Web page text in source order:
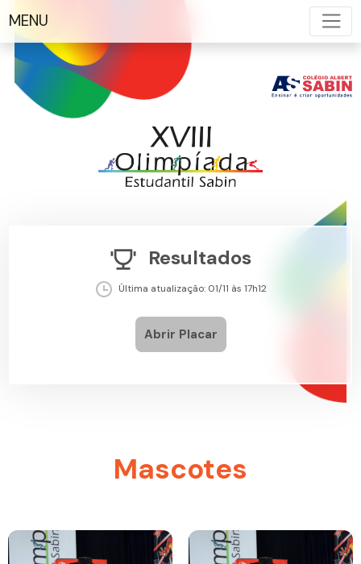
MENU
Resultados
Última atualização: 01/11 às 17h12
Abrir Placar
Mascotes